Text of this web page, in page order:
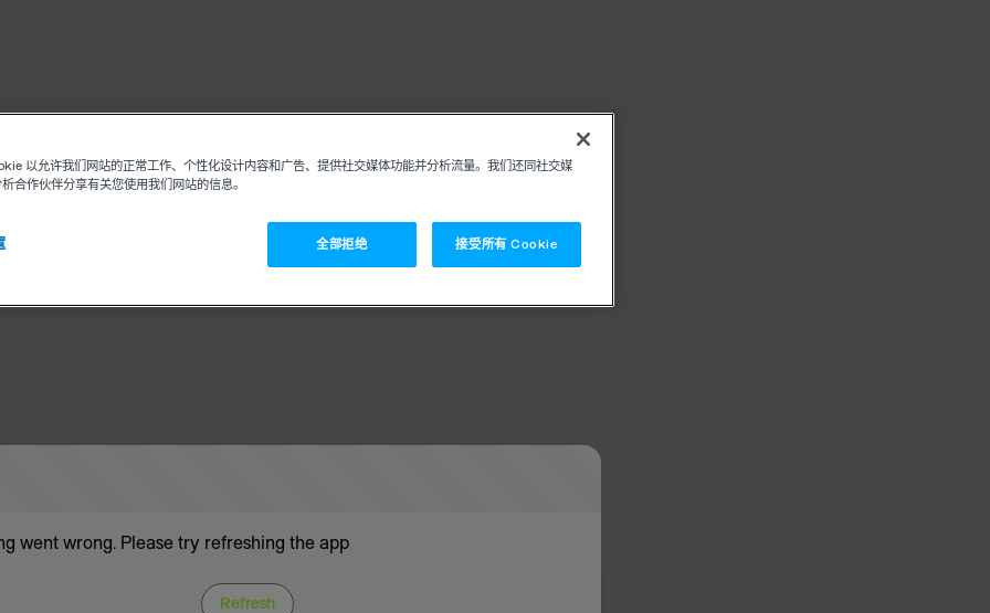
went wrong. Please try refreshing the app
Refresh
以允许我们网站的正常工作、个性化设计内容和广告、提供社交媒体功能并分析流量。我们还同社交媒
合作伙伴分享有关您使用我们网站的信息。
全部拒绝 接受所有 Cookie